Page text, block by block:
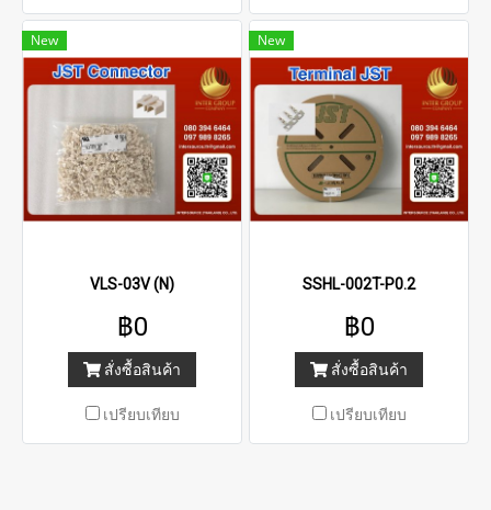
New
VLS-03V (N)
฿0
สั่งซื้อสินค้า
เปรียบเทียบ
New
SSHL-002T-P0.2
฿0
สั่งซื้อสินค้า
เปรียบเทียบ